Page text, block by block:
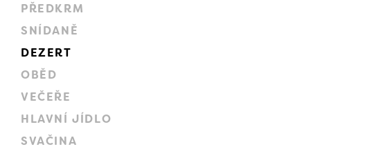
PŘEDKRM
SNÍDANĚ
DEZERT
OBĚD
VEČEŘE
HLAVNÍ JÍDLO
SVAČINA